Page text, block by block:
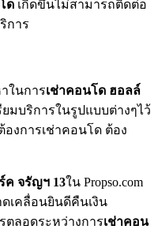
ด เกิดขึ้นไม่สามารถติดต่อ
การ
ในการเช่าคอนโด ฮอลล์
ยมบริการในรูปแบบต่างๆไว้
งการเช่าคอนโด ต้อง
ค จรัญฯ 13ใน Propso.com
เคลื่อนยินดีคืนเงิน
ลอดระหว่างการเช่าคอน